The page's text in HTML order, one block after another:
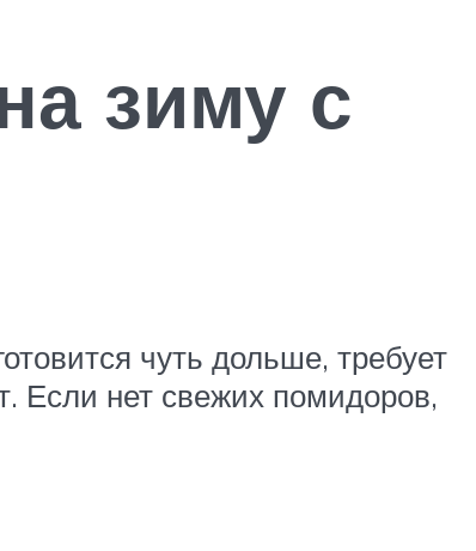
зиму с
чуть дольше, требует
Если нет свежих помидоров,